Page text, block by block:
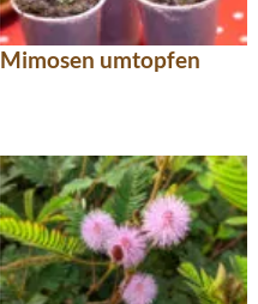
Mimosen umtopfen